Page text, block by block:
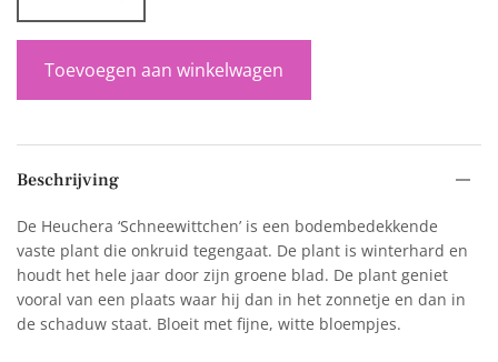
Toevoegen aan winkelwagen
Beschrijving
De Heuchera ‘Schneewittchen’ is een bodembedekkende
vaste plant die onkruid tegengaat. De plant is winterhard en
houdt het hele jaar door zijn groene blad. De plant geniet
vooral van een plaats waar hij dan in het zonnetje en dan in
de schaduw staat. Bloeit met fijne, witte bloempjes.